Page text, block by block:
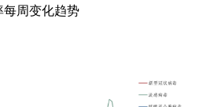
每周变化趋势